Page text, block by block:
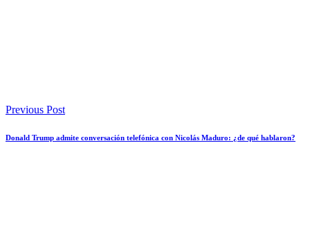
Previous Post
Donald Trump admite conversación telefónica con Nicolás Maduro: ¿de qué hablaron?